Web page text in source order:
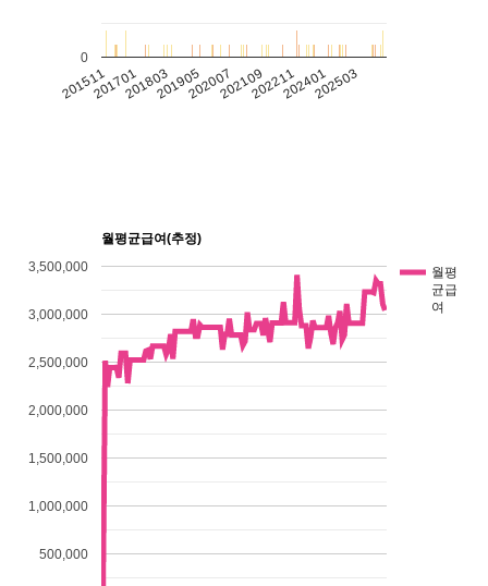
201511201701201803201905202007202109202211202401202503
0
월평균급여(추정)
월평
균급
여
500,000
1,000,000
1,500,000
2,000,000
2,500,000
3,000,000
3,500,000